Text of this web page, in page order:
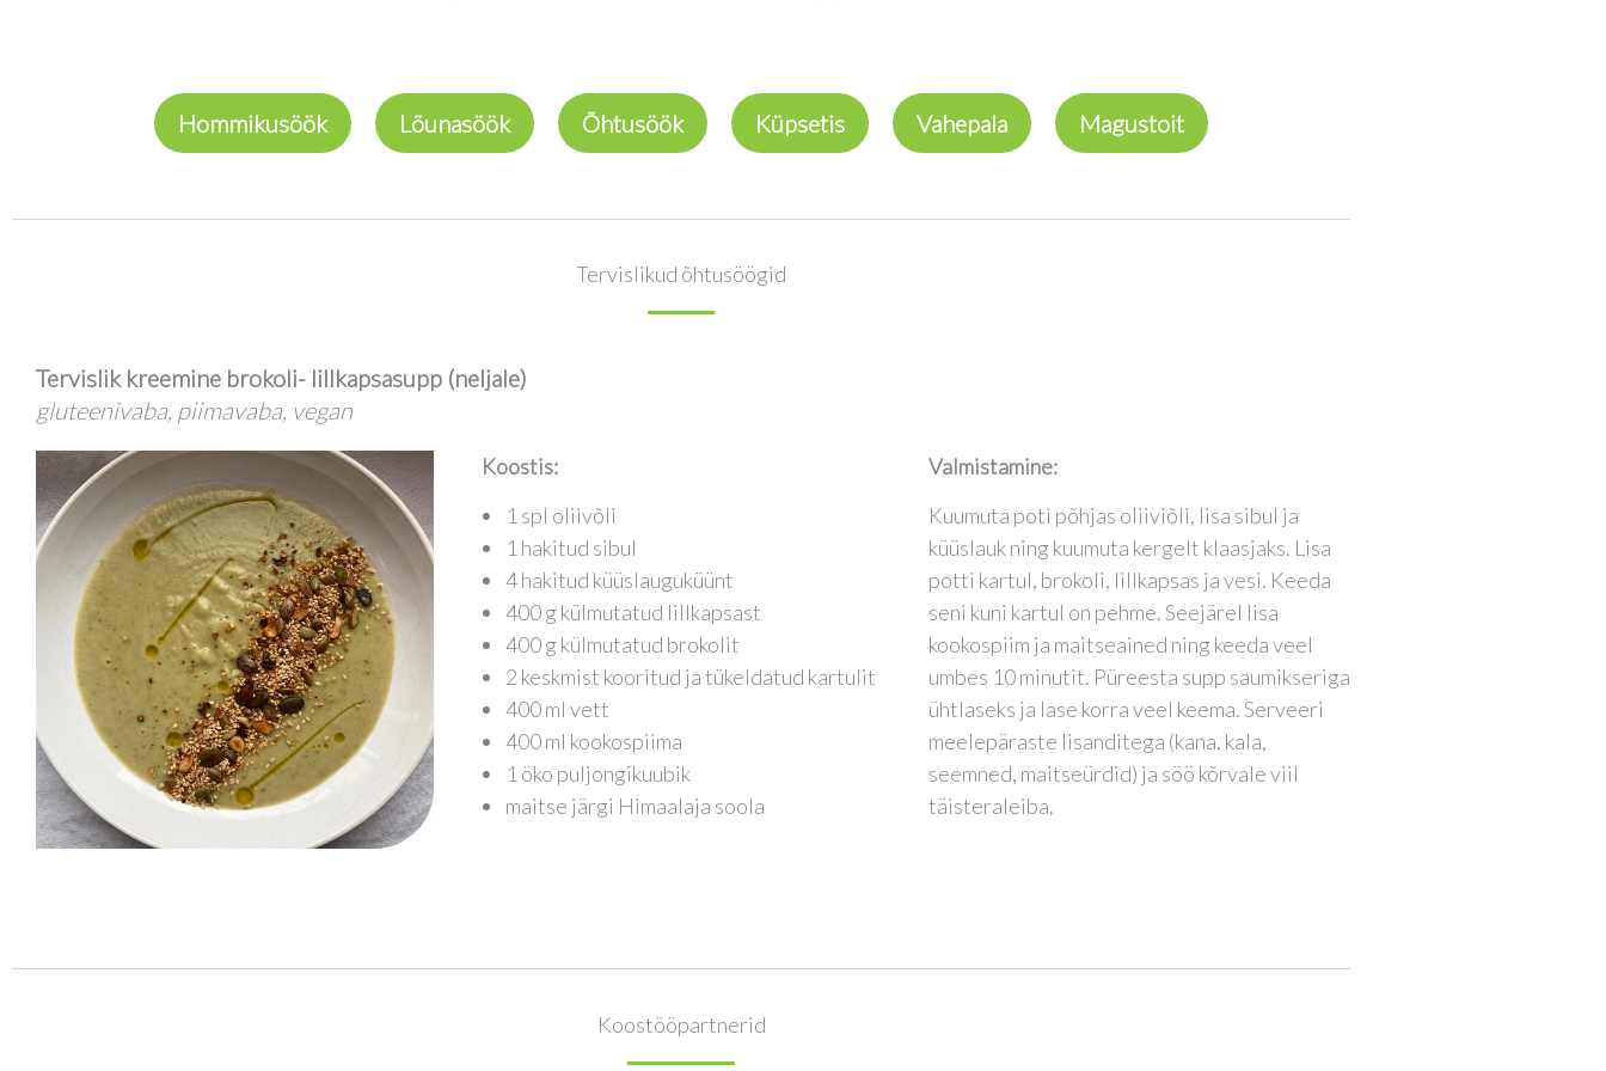
Hommikusöök Lõunasöök Õhtusöök Küpsetis Vahepala Magustoit
Tervislikud õhtusöögid
Tervislik kreemine brokoli- lillkapsasupp (neljale)
gluteenivaba, piimavaba, vegan
Koostis:
1 spl oliivõli
1 hakitud sibul
4 hakitud küüslauguküünt
400 g külmutatud lillkapsast
400 g külmutatud brokolit
2 keskmist kooritud ja tükeldatud kartulit
400 ml vett
400 ml kookospiima
1 öko puljongikuubik
maitse järgi Himaalaja soola
Valmistamine:
Kuumuta poti põhjas oliiviõli, lisa sibul ja
küüslauk ning kuumuta kergelt klaasjaks. Lisa
potti kartul, brokoli, lillkapsas ja vesi. Keeda
seni kuni kartul on pehme. Seejärel lisa
kookospiim ja maitseained ning keeda veel
umbes 10 minutit. Püreesta supp saumikseriga
ühtlaseks ja lase korra veel keema. Serveeri
meelepäraste lisanditega (kana, kala,
seemned, maitseürdid) ja söö kõrvale viil
täisteraleiba.
Koostööpartnerid